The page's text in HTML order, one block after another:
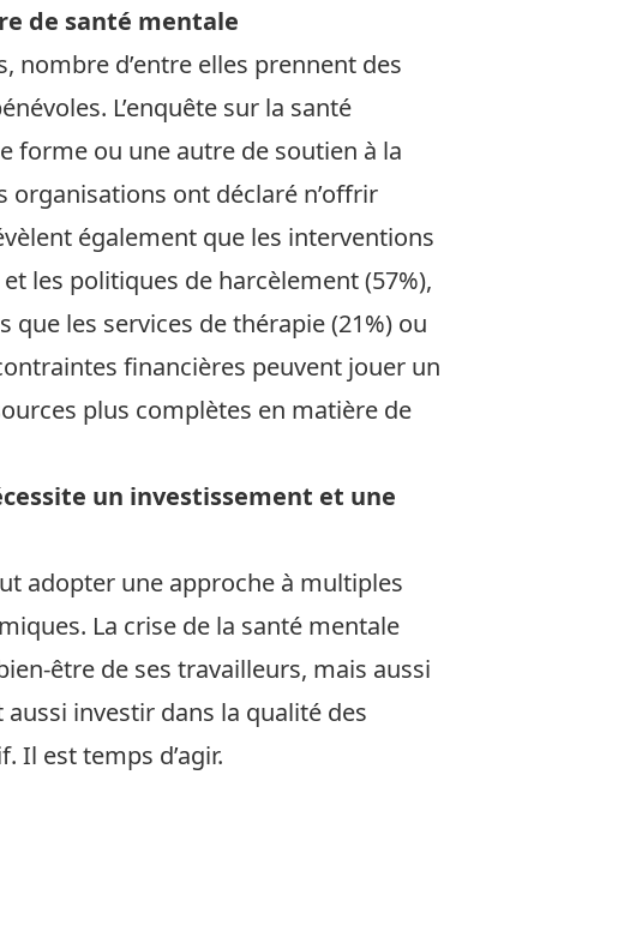
de santé mentale
nombre d’entre elles prennent des
L’enquête sur la santé
forme ou une autre de soutien à la
organisations ont déclaré n’offrir
également que les interventions
les politiques de harcèlement (57%),
les services de thérapie (21%) ou
financières peuvent jouer un
plus complètes en matière de
un investissement et une
adopter une approche à multiples
La crise de la santé mentale
être de ses travailleurs, mais aussi
investir dans la qualité des
Il est temps d’agir.